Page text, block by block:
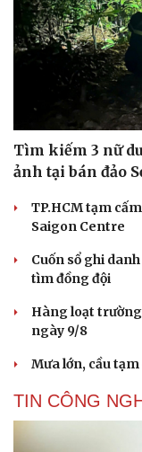
Tìm kiếm 3 nữ
ảnh tại bán đảo
TP.HCM tạm
Saigon Centre
Cuốn sổ ghi
tìm đồng đội
Hàng loạt
ngày 9/8
Mưa lớn, cầu
TIN CÔNG